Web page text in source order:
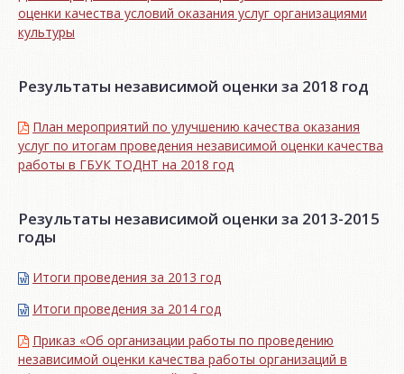
оценки качества условий оказания услуг организациями
культуры
Результаты независимой оценки за 2018 год
План мероприятий по улучшению качества оказания
услуг по итогам проведения независимой оценки качества
работы в ГБУК ТОДНТ на 2018 год
Результаты независимой оценки за 2013-2015
годы
Итоги проведения за 2013 год
Итоги проведения за 2014 год
Приказ «Об организации работы по проведению
независимой оценки качества работы организаций в